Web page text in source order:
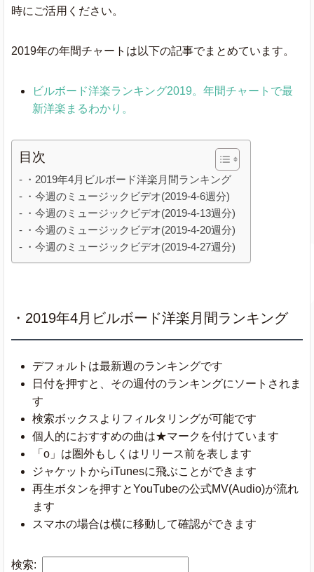
時にご活用ください。
2019年の年間チャートは以下の記事でまとめています。
ビルボード洋楽ランキング2019。年間チャートで最
新洋楽まるわかり。
目次
・2019年4月ビルボード洋楽月間ランキング
・今週のミュージックビデオ(2019-4-6週分)
・今週のミュージックビデオ(2019-4-13週分)
・今週のミュージックビデオ(2019-4-20週分)
・今週のミュージックビデオ(2019-4-27週分)
・2019年4月ビルボード洋楽月間ランキング
デフォルトは最新週のランキングです
日付を押すと、その週付のランキングにソートされま
す
検索ボックスよりフィルタリングが可能です
個人的におすすめの曲は★マークを付けています
「o」は圏外もしくはリリース前を表します
ジャケットからiTunesに飛ぶことができます
再生ボタンを押すとYouTubeの公式MV(Audio)が流れ
ます
スマホの場合は横に移動して確認ができます
検索: